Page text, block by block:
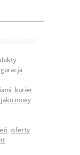
kurier
nowy
oferty